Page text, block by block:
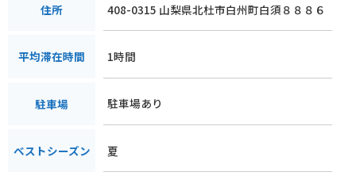
住所 408-0315 山梨県北杜市白州町白須８８８６
平均滞在時間 1時間
駐車場 駐車場あり
ベストシーズン 夏